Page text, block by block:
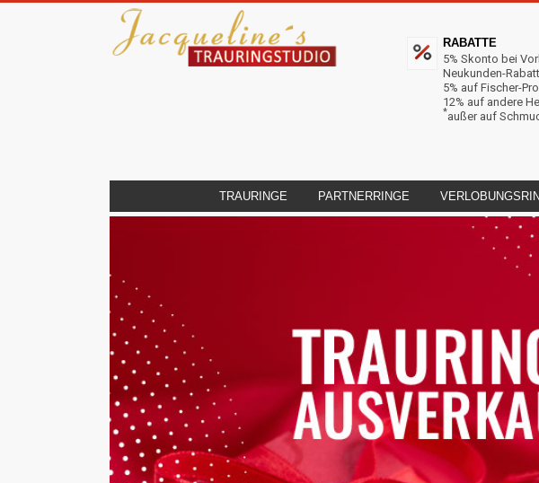
RABATTE
5% Skonto bei
Neukunden-
5% auf Fischer-
12% auf andere
*außer auf
TRAURINGE PARTNERRINGE